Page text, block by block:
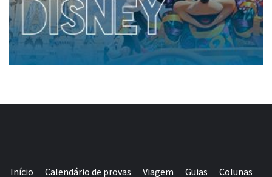
Início Calendário de provas Viagem Guias Colunas